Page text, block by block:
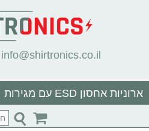
info@shirtronics.co.il
ארוניות אחסון ESD עם מגירות